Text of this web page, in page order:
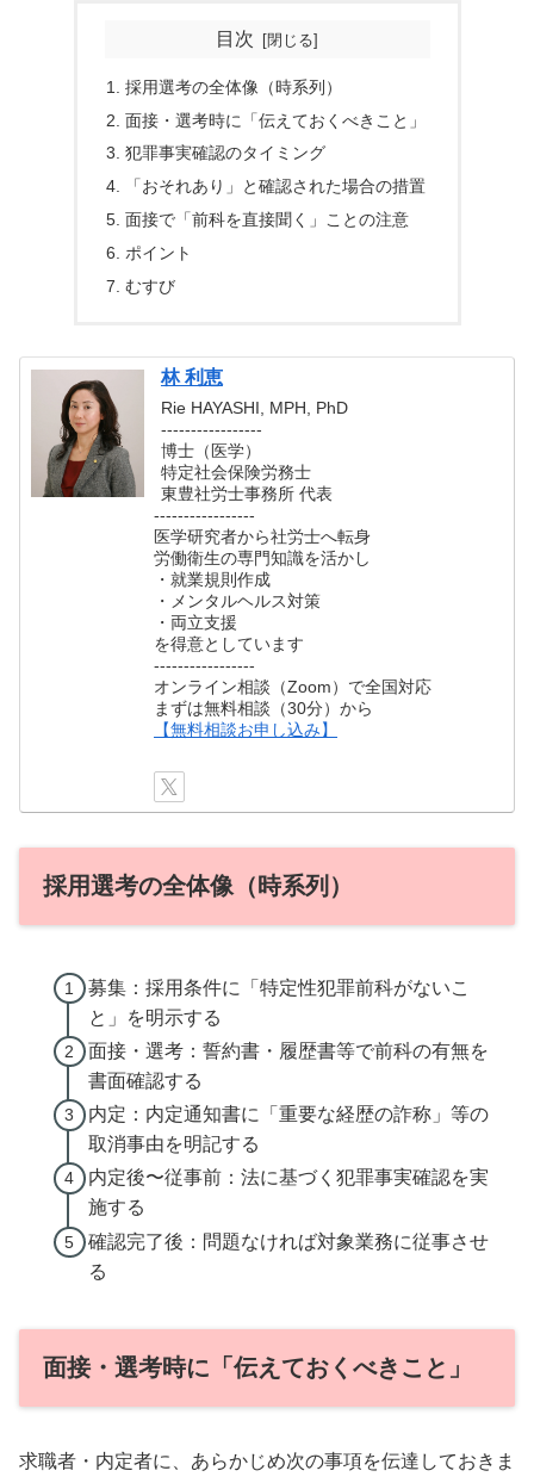
目次
採用選考の全体像（時系列）
面接・選考時に「伝えておくべきこと」
犯罪事実確認のタイミング
「おそれあり」と確認された場合の措置
面接で「前科を直接聞く」ことの注意
ポイント
むすび
林 利恵
Rie HAYASHI, MPH, PhD
-----------------
博士（医学）
特定社会保険労務士
東豊社労士事務所 代表
-----------------
医学研究者から社労士へ転身
労働衛生の専門知識を活かし
・就業規則作成
・メンタルヘルス対策
・両立支援
を得意としています
-----------------
オンライン相談（Zoom）で全国対応
まずは無料相談（30分）から
【無料相談お申し込み】
採用選考の全体像（時系列）
募集：採用条件に「特定性犯罪前科がないこ
と」を明示する
面接・選考：誓約書・履歴書等で前科の有無を
書面確認する
内定：内定通知書に「重要な経歴の詐称」等の
取消事由を明記する
内定後〜従事前：法に基づく犯罪事実確認を実
施する
確認完了後：問題なければ対象業務に従事させ
る
面接・選考時に「伝えておくべきこと」
求職者・内定者に、あらかじめ次の事項を伝達しておきま